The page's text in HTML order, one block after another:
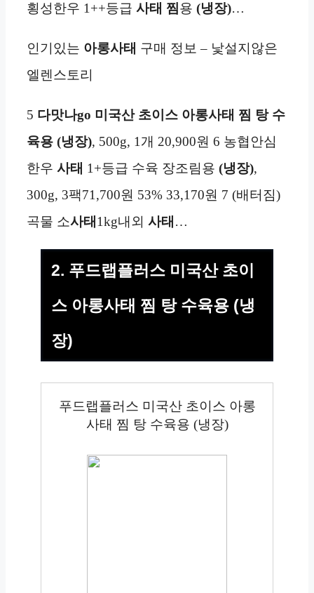
횡성한우 1++등급 사태 찜용 (냉장)…
인기있는 아롱사태 구매 정보 – 낯설지않은
엘렌스토리
5 다맛나go 미국산 초이스 아롱사태 찜 탕 수
육용 (냉장), 500g, 1개 20,900원 6 농협안심
한우 사태 1+등급 수육 장조림용 (냉장),
300g, 3팩71,700원 53% 33,170원 7 (배터짐)
곡물 소사태 1kg내외 사태 …
2. 푸드랩플러스 미국산 초이
스 아롱사태 찜 탕 수육용 (냉
장)
푸드랩플러스 미국산 초이스 아롱
사태 찜 탕 수육용 (냉장)